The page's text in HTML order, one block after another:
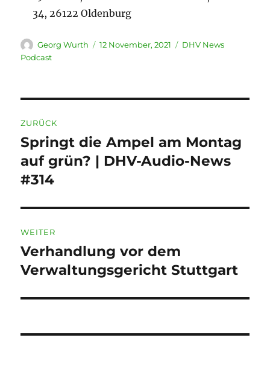
34, 26122 Oldenburg
Autor
Georg Wurth
Veröffentlicht
12 November, 2021 Kategorien
DHV News
Podcast
ZURÜCK
Vorheriger
Beitrag:
Springt die Ampel am Montag
auf grün? | DHV-Audio-News
#314
WEITER
Nächster
Beitrag:
Verhandlung vor dem
Verwaltungsgericht Stuttgart